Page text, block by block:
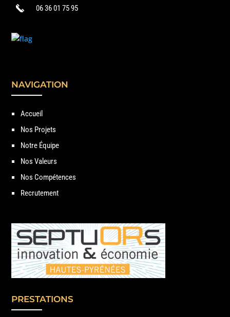
06 36 01 75 95
NAVIGATION
Accueil
Nos Projets
Notre Équipe
Nos Valeurs
Nos Compétences
Recrutement
PRESTATIONS